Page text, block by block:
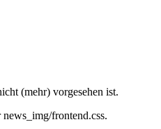
(mehr) vorgesehen ist.
frontend.css.